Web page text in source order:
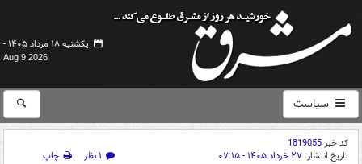
یکشنبه ۱۸ مرداد ۱۴۰۵ -
Aug 9 2026
سیاست
کد خبر1819055
تاریخ انتشار: ۲۷ خرداد ۱۴۰۵ - ۰۷:۱۵ ۱ نظر
چاپ